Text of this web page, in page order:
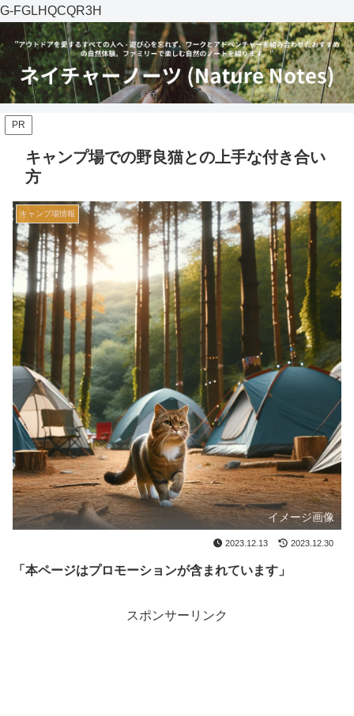
G-FGLHQCQR3H
PR
キャンプ場での野良猫との上手な付き合い
方
キャンプ場情報
イメージ画像
2023.12.13 2023.12.30
「本ページはプロモーションが含まれています」
スポンサーリンク